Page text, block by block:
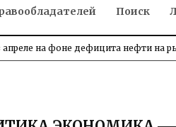
Поиск
апреле на фоне дефицита нефти на